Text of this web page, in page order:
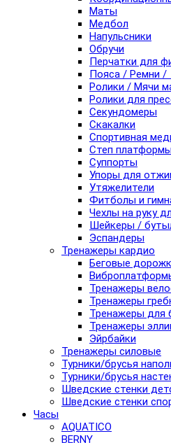
Маты
Медбол
Напульсники
Обручи
Перчатки для
Пояса / Ремни /
Ролики / Мячи
Ролики для
Секундомеры
Скакалки
Спортивная
Степ платформы
Суппорты
Упоры для
Утяжелители
Фитболы и
Чехлы на руку
Шейкеры /
Эспандеры
Тренажеры кардио
Беговые
Тренажеры
Тренажеры
Тренажеры для
Тренажеры
Эйрбайки
Тренажеры силовые
Турники/брусья
Турники/брусья
Шведские стенки
Шведские стенки
Часы
AQUATICO
BERNY